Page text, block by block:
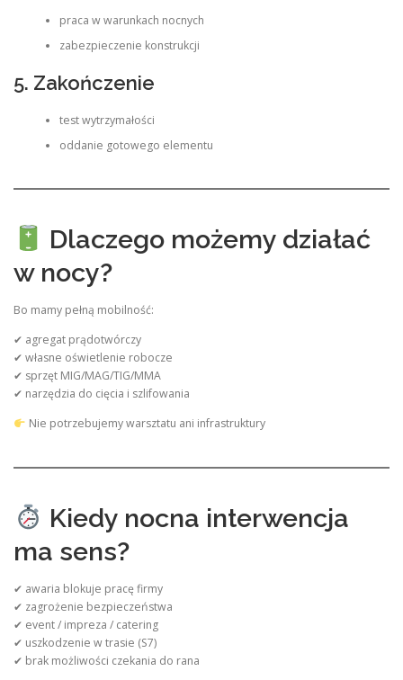
praca w warunkach nocnych
zabezpieczenie konstrukcji
5. Zakończenie
test wytrzymałości
oddanie gotowego elementu
Dlaczego możemy działać
w nocy?
Bo mamy pełną mobilność:
✔ agregat prądotwórczy
✔ własne oświetlenie robocze
✔ sprzęt MIG/MAG/TIG/MMA
✔ narzędzia do cięcia i szlifowania
Nie potrzebujemy warsztatu ani infrastruktury
Kiedy nocna interwencja
ma sens?
✔ awaria blokuje pracę firmy
✔ zagrożenie bezpieczeństwa
✔ event / impreza / catering
✔ uszkodzenie w trasie (S7)
✔ brak możliwości czekania do rana